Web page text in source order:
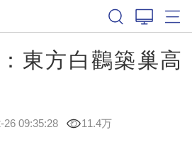
東方白鸛築巢高
26 09:35:28 11.4万